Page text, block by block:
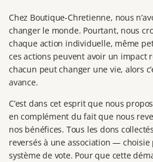
Chez Boutique-Chretienne, nous
changer le monde. Pourtant, nous
chaque action individuelle, même
ces actions peuvent avoir un impact
chacun peut changer une vie, alors
avance.
C’est dans cet esprit que nous
en complément du fait que nous
nos bénéfices. Tous les dons
reversés à une association — choisie
système de vote. Pour que cette